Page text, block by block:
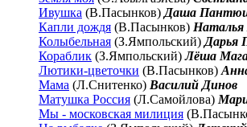
Ивушка (В.Пасынков) Даша
Капли дождя (В.Пасынков)
Колыбельная (З.Ямпольский) Дарья
Кораблик (З.Ямпольский)Лёша
Лютики-цветочки (В.Пасынков)
Мама (Л.Снитенко) Василий Динов
Матушка Россия (Л.Самойлова)
Мы - московская милиция